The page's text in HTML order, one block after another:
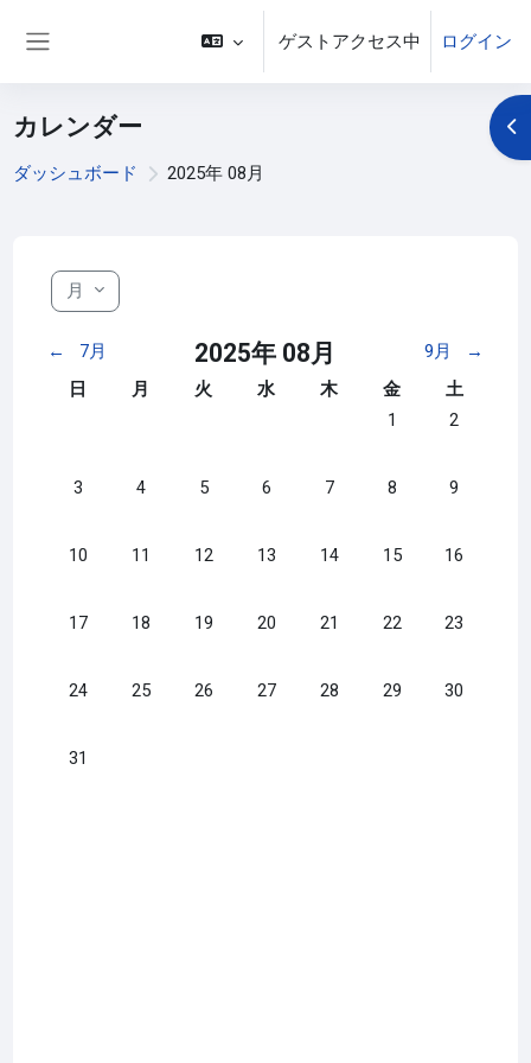
メインコンテンツへスキップする
ゲストアクセス中 ログイン
カレンダー
ダッシュボード 2025年 08月
ブ
月
← 7月 2025年 08月 9月
→
日曜日
日 月曜日
月 火曜日
火 水曜日
水 木曜日
木 金曜日
金 土曜日
土
イベントなし
1 イベント
2
イベントなし 2025年 08月 3日
3 イベントなし 2025年 08月 4日
4 イベントなし 2025年 08月 5日
5 イベントなし 2025年 08月 6日
6 イベントなし 2025年 08月
7 イベントなし
8 イベント
9
イベントなし 2025年 08月 10日
10 イベントなし 2025年 08月 11日
11 イベントなし 2025年 08月 12日
12 イベントなし 2025年 08月 13日
13 イベントなし 2025年 08月
14 イベントなし
15 イベント
16
イベントなし 2025年 08月 17日
17 イベントなし 2025年 08月 18日
18 イベントなし 2025年 08月 19日
19 イベントなし 2025年 08月 20日
20 イベントなし 2025年 08月
21 イベントなし
22 イベント
23
イベントなし 2025年 08月 24日
24 イベントなし 2025年 08月 25日
25 イベントなし 2025年 08月 26日
26 イベントなし 2025年 08月 27日
27 イベントなし 2025年 08月
28 イベントなし
29 イベント
30
イベントなし 2025年 08月 31日
31